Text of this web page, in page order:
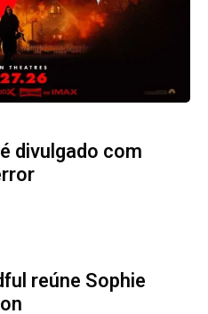
divulgado com
reúne Sophie